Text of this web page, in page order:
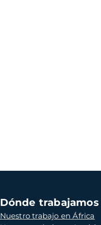
Dónde trabajamos
Nuestro trabajo en África